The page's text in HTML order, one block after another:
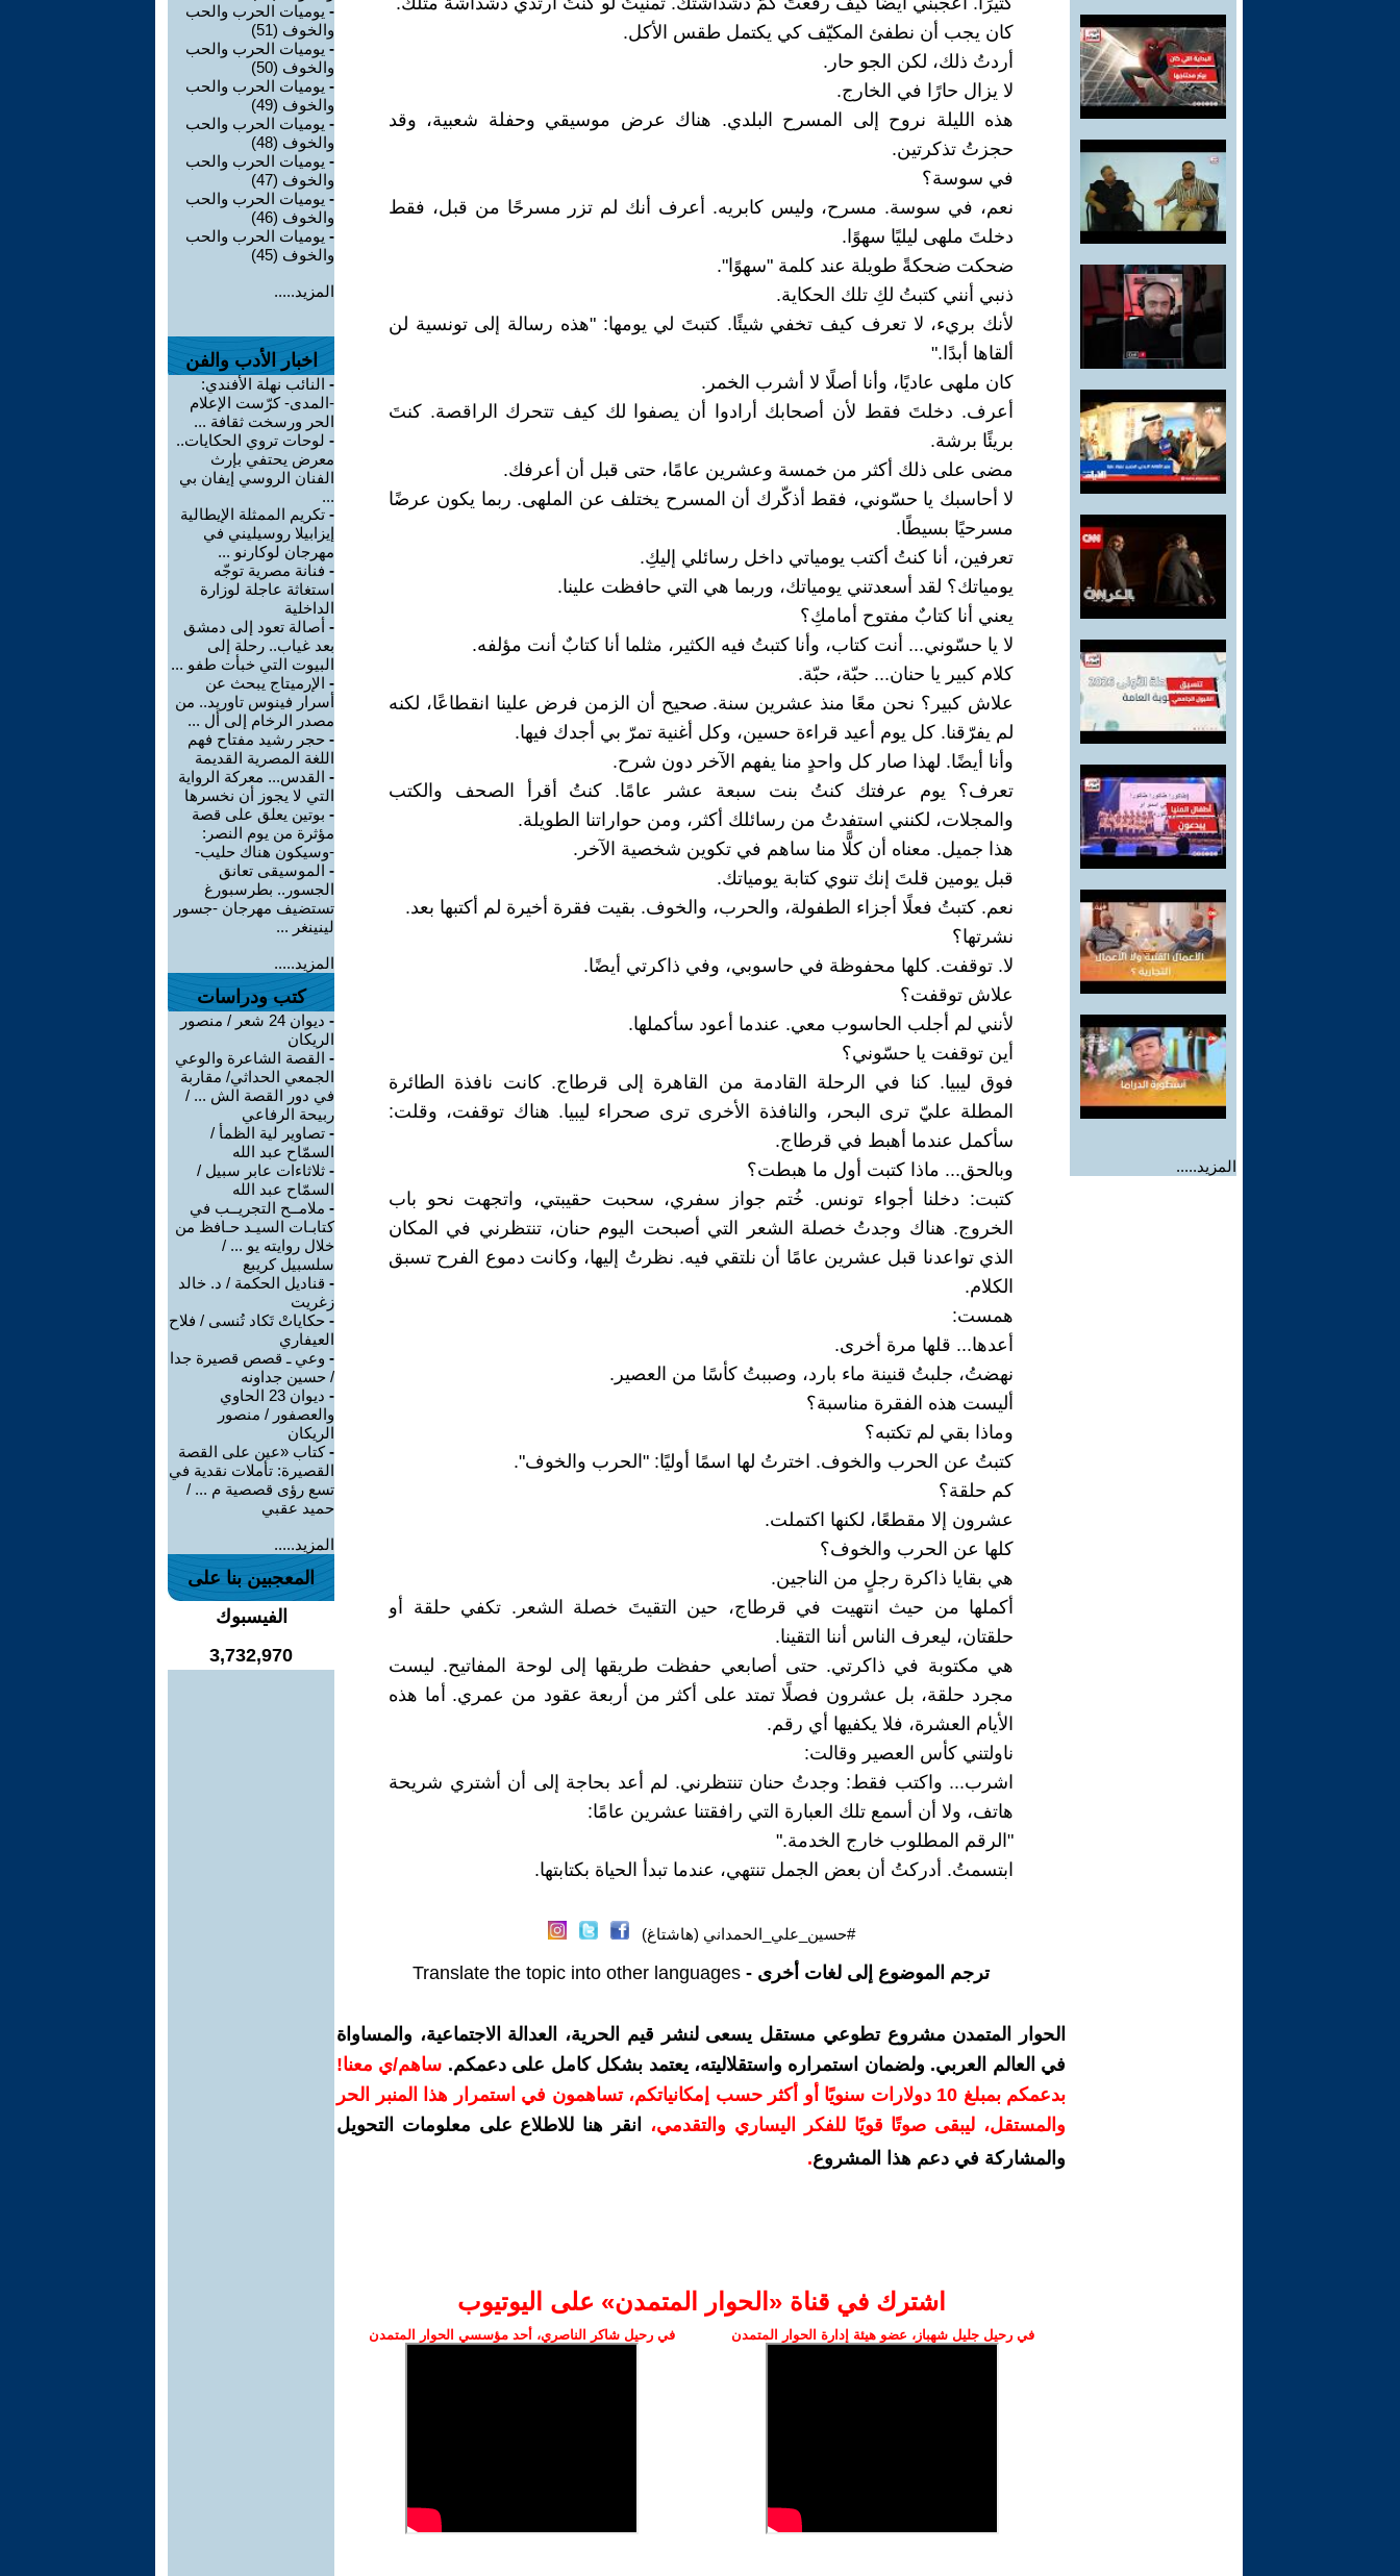
المزيد.....
كان يجب أن نطفئ المكيّف كي يكتمل طقس الأكل.
أردتُ ذلك، لكن الجو حار.
لا يزال حارًا في الخارج.
هذه الليلة نروح إلى المسرح البلدي. هناك عرض موسيقي وحفلة شعبية، وقد
حجزتُ تذكرتين.
في سوسة؟
نعم، في سوسة. مسرح، وليس كابريه. أعرف أنك لم تزر مسرحًا من قبل، فقط
دخلتَ ملهى ليليًا سهوًا.
ضحكت ضحكةً طويلة عند كلمة "سهوًا".
ذنبي أنني كتبتُ لكِ تلك الحكاية.
لأنك بريء، لا تعرف كيف تخفي شيئًا. كتبتَ لي يومها: "هذه رسالة إلى تونسية لن
ألقاها أبدًا."
كان ملهى عاديًا، وأنا أصلًا لا أشرب الخمر.
أعرف. دخلتَ فقط لأن أصحابك أرادوا أن يصفوا لك كيف تتحرك الراقصة. كنتَ
بريئًا برشة.
مضى على ذلك أكثر من خمسة وعشرين عامًا، حتى قبل أن أعرفك.
لا أحاسبك يا حسّوني، فقط أذكّرك أن المسرح يختلف عن الملهى. ربما يكون عرضًا
مسرحيًا بسيطًا.
تعرفين، أنا كنتُ أكتب يومياتي داخل رسائلي إليكِ.
يومياتك؟ لقد أسعدتني يومياتك، وربما هي التي حافظت علينا.
يعني أنا كتابٌ مفتوح أمامكِ؟
لا يا حسّوني... أنت كتاب، وأنا كتبتُ فيه الكثير، مثلما أنا كتابٌ أنت مؤلفه.
كلام كبير يا حنان... حبّة، حبّة.
علاش كبير؟ نحن معًا منذ عشرين سنة. صحيح أن الزمن فرض علينا انقطاعًا، لكنه
لم يفرّقنا. كل يوم أعيد قراءة حسين، وكل أغنية تمرّ بي أجدك فيها.
وأنا أيضًا. لهذا صار كل واحدٍ منا يفهم الآخر دون شرح.
تعرف؟ يوم عرفتك كنتُ بنت سبعة عشر عامًا. كنتُ أقرأ الصحف والكتب
والمجلات، لكنني استفدتُ من رسائلك أكثر، ومن حواراتنا الطويلة.
هذا جميل. معناه أن كلًّا منا ساهم في تكوين شخصية الآخر.
قبل يومين قلتَ إنك تنوي كتابة يومياتك.
نعم. كتبتُ فعلًا أجزاء الطفولة، والحرب، والخوف. بقيت فقرة أخيرة لم أكتبها بعد.
نشرتها؟
لا. توقفت. كلها محفوظة في حاسوبي، وفي ذاكرتي أيضًا.
علاش توقفت؟
لأنني لم أجلب الحاسوب معي. عندما أعود سأكملها.
أين توقفت يا حسّوني؟
فوق ليبيا. كنا في الرحلة القادمة من القاهرة إلى قرطاج. كانت نافذة الطائرة
المطلة عليّ ترى البحر، والنافذة الأخرى ترى صحراء ليبيا. هناك توقفت، وقلت:
سأكمل عندما أهبط في قرطاج.
وبالحق... ماذا كتبت أول ما هبطت؟
كتبت: دخلنا أجواء تونس. خُتم جواز سفري، سحبت حقيبتي، واتجهت نحو باب
الخروج. هناك وجدتُ خصلة الشعر التي أصبحت اليوم حنان، تنتظرني في المكان
الذي تواعدنا قبل عشرين عامًا أن نلتقي فيه. نظرتُ إليها، وكانت دموع الفرح تسبق
الكلام.
همست:
أعدها... قلها مرة أخرى.
نهضتُ، جلبتُ قنينة ماء بارد، وصببتُ كأسًا من العصير.
أليست هذه الفقرة مناسبة؟
وماذا بقي لم تكتبه؟
كتبتُ عن الحرب والخوف. اخترتُ لها اسمًا أوليًا: "الحرب والخوف".
كم حلقة؟
عشرون إلا مقطعًا، لكنها اكتملت.
كلها عن الحرب والخوف؟
هي بقايا ذاكرة رجلٍ من الناجين.
أكملها من حيث انتهيت في قرطاج، حين التقيتَ خصلة الشعر. تكفي حلقة أو
حلقتان، ليعرف الناس أننا التقينا.
هي مكتوبة في ذاكرتي. حتى أصابعي حفظت طريقها إلى لوحة المفاتيح. ليست
مجرد حلقة، بل عشرون فصلًا تمتد على أكثر من أربعة عقود من عمري. أما هذه
الأيام العشرة، فلا يكفيها أي رقم.
ناولتني كأس العصير وقالت:
اشرب... واكتب فقط: وجدتُ حنان تنتظرني. لم أعد بحاجة إلى أن أشتري شريحة
هاتف، ولا أن أسمع تلك العبارة التي رافقتنا عشرين عامًا:
"الرقم المطلوب خارج الخدمة."
ابتسمتُ. أدركتُ أن بعض الجمل تنتهي، عندما تبدأ الحياة بكتابتها.
#حسين_علي_الحمداني (هاشتاغ)
ترجم الموضوع إلى لغات أخرى - Translate the topic into other languages
الحوار المتمدن مشروع تطوعي مستقل يسعى لنشر قيم الحرية، العدالة الاجتماعية، والمساواة
في العالم العربي. ولضمان استمراره واستقلاليته، يعتمد بشكل كامل على دعمكم. ساهم/ي معنا!
بدعمكم بمبلغ 10 دولارات سنويًا أو أكثر حسب إمكانياتكم، تساهمون في استمرار هذا المنبر الحر
والمستقل، ليبقى صوتًا قويًا للفكر اليساري والتقدمي،
انقر هنا للاطلاع على معلومات التحويل
والمشاركة في دعم هذا المشروع.
اشترك في قناة ‫«الحوار المتمدن» على اليوتيوب
في رحيل جليل شهباز، عضو هيئة إدارة الحوار المتمدن في رحيل شاكر الناصري، أحد مؤسسي الحوار المتمدن
- يوميات الحرب والحب
والخوف (51)
- يوميات الحرب والحب
والخوف (50)
- يوميات الحرب والحب
والخوف (49)
- يوميات الحرب والحب
والخوف (48)
- يوميات الحرب والحب
والخوف (47)
- يوميات الحرب والحب
والخوف (46)
- يوميات الحرب والحب
والخوف (45)
المزيد.....
اخبار الأدب والفن
- النائب نهلة الأفندي:
-المدى- كرّست الإعلام
الحر ورسخت ثقافة ...
- لوحات تروي الحكايات..
معرض يحتفي بإرث
الفنان الروسي إيفان بي
...
- تكريم الممثلة الإيطالية
إيزابيلا روسيليني في
مهرجان لوكارنو ...
- فنانة مصرية توجّه
استغاثة عاجلة لوزارة
الداخلية
- أصالة تعود إلى دمشق
بعد غياب.. رحلة إلى
البيوت التي خبأت طفو ...
- الإرميتاج يبحث عن
أسرار فينوس تاوريد.. من
مصدر الرخام إلى أل ...
- حجر رشيد مفتاح فهم
اللغة المصرية القديمة
- القدس... معركة الرواية
التي لا يجوز أن نخسرها
- بوتين يعلق على قصة
مؤثرة من يوم النصر:
-وسيكون هناك حليب-
- الموسيقى تعانق
الجسور.. بطرسبورغ
تستضيف مهرجان -جسور
لينينغر ...
المزيد.....
كتب ودراسات
-
ديوان 24 شعر / منصور
الريكان
- القصة الشاعرة والوعي
الجمعي الحداثي/ مقاربة
في دور القصة الش ... /
ربيحة الرفاعي
- تصاوير لية الظمأ /
السمّاح عبد الله
- ثلاثاءات عابر سبيل /
السمّاح عبد الله
- ملامــح التجريــب في
كتابـات السيـد حـافظ من
خلال روايته يو ... /
سلسبيل كريبع
- قناديل الحكمة / د. خالد
زغريت
- حكاياتْ تَكاد تُنسى / فلاح
العيفاري
- وعي ـ قصص قصيرة جدا
/ حسين جداونه
-
ديوان 23 الحاوي
والعصفور / منصور
الريكان
-كتاب «عين على القصة
القصيرة: تأملات نقدية في
تسع رؤى قصصية م ... /
حميد عقبي
المزيد.....
المعجبين بنا على
الفيسبوك
3,732,970